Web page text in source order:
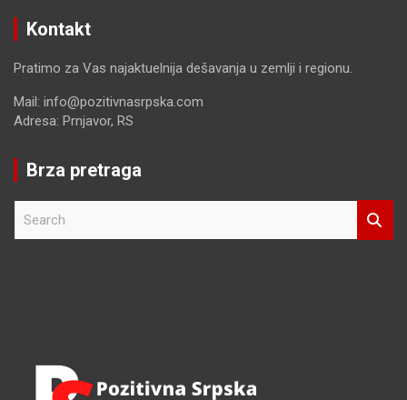
Kontakt
Pratimo za Vas najaktuelnija dešavanja u zemlji i regionu.
Mail: info@pozitivnasrpska.com
Adresa: Prnjavor, RS
Brza pretraga